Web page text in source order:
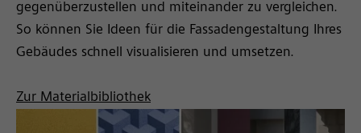
gegenüberzustellen und miteinander zu vergleichen.
So können Sie Ideen für die Fassadengestaltung Ihres
Gebäudes schnell visualisieren und umsetzen.
Zur Materialbibliothek